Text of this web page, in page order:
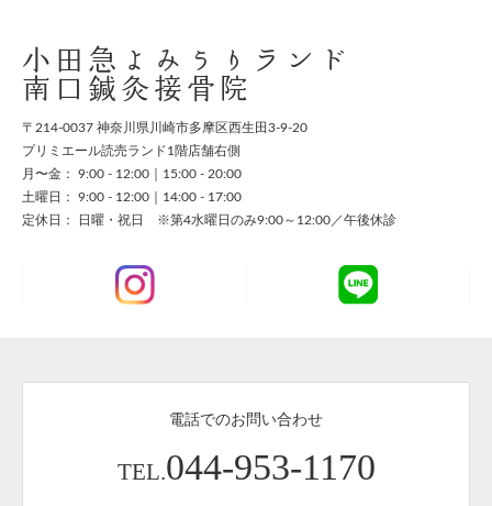
小田急よみうりランド
南口鍼灸接骨院
〒214-0037 神奈川県川崎市多摩区西生田3-9-20
プリミエール読売ランド1階店舗右側
月〜金： 9:00 - 12:00｜15:00 - 20:00
土曜日： 9:00 - 12:00｜14:00 - 17:00
定休日： 日曜・祝日 ※第4水曜日のみ9:00～12:00／午後休診
電話でのお問い合わせ
TEL.044-953-1170